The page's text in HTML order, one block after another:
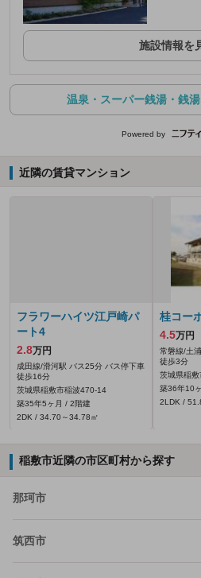
施設情報を
温泉・スーパー銭湯・銭
Powered by
近隣の賃貸マンション
フラワーハイツ江戸崎パ
ート4
2.8万円
成田線/滑河駅 バス25分 バス停下車
徒歩16分
茨城県稲敷市稲波470‐14
築35年5ヶ月 / 2階建
2DK / 34.70～34.78㎡
桂コー
4.5万円
常磐線/土
徒歩3分
茨城県稲敷
築36年10
2LDK /
稲敷市近隣の市区町村から探す
那珂市
筑西市